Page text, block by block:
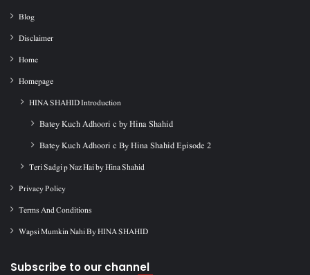
Blog
Disclaimer
Home
Homepage
HINA SHAHID Introduction
Batey Kuch Adhoori c by Hina Shahid
Batey Kuch Adhoori c By Hina Shahid Episode 2
Teri Sadgi p Naz Hai by Hina Shahid
Privacy Policy
Terms And Conditions
Wapsi Mumkin Nahi By HINA SHAHID
Subscribe to our channel